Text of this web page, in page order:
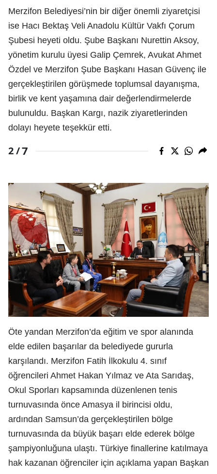
Merzifon Belediyesi’nin bir diğer önemli ziyaretçisi
ise Hacı Bektaş Veli Anadolu Kültür Vakfı Çorum
Şubesi heyeti oldu. Şube Başkanı Nurettin Aksoy,
yönetim kurulu üyesi Galip Çemrek, Avukat Ahmet
Özdel ve Merzifon Şube Başkanı Hasan Güvenç ile
gerçekleştirilen görüşmede toplumsal dayanışma,
birlik ve kent yaşamına dair değerlendirmelerde
bulunuldu. Başkan Kargı, nazik ziyaretlerinden
dolayı heyete teşekkür etti.
2 /7
Öte yandan Merzifon’da eğitim ve spor alanında
elde edilen başarılar da belediyede gururla
karşılandı. Merzifon Fatih İlkokulu 4. sınıf
öğrencileri Ahmet Hakan Yılmaz ve Ata Sarıdaş,
Okul Sporları kapsamında düzenlenen tenis
turnuvasında önce Amasya il birincisi oldu,
ardından Samsun’da gerçekleştirilen bölge
turnuvasında da büyük başarı elde ederek bölge
şampiyonluğuna ulaştı. Türkiye finallerine katılmaya
hak kazanan öğrenciler için açıklama yapan Başkan